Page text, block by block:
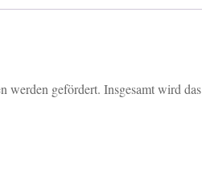
werden gefördert. Insgesamt wird das